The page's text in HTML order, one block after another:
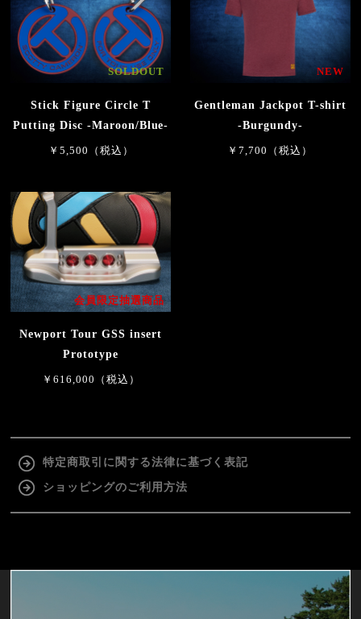
SOLDOUT
Stick Figure Circle T
Putting Disc -Maroon/Blue-
￥5,500（税込）
NEW
Gentleman Jackpot T-shirt
-Burgundy-
￥7,700（税込）
会員限定抽選商品
Newport Tour GSS insert
Prototype
￥616,000（税込）
特定商取引に関する法律に基づく表記
ショッピングのご利用方法